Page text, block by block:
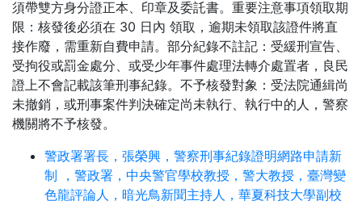
須帶雙方身分證正本、印章及委託書。重要注意事項領取期
限：核發後必須在 30 日內 領取，逾期未領取該證件將直
接作廢，需重新自費申請。部分紀錄不註記：受緩刑宣告、
受拘役或罰金處分、或受少年事件處理法轉介處置者，良民
證上不會記載該筆刑事紀錄。不予核發對象：受法院通緝尚
未撤銷，或刑事案件判決確定尚未執行、執行中的人，警察
機關將不予核發。
警政署署長，張榮興，警察刑事紀錄證明網路申請新
制 ，警政署，中央警官學校教授，警大教授，臺灣變
色龍評論人，暗光鳥新聞主持人，華夏科技大學副校